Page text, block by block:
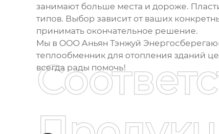
занимают больше места и дороже.
типов. Выбор зависит от ваших
принимать окончательное решение.
Мы в ООО Аньян Тэнжуй
теплообменник для отопления зданий
всегда рады помочь!